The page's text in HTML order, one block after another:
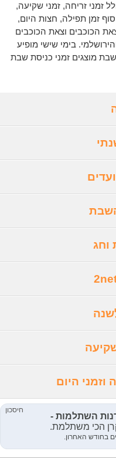
זמני זריחה, זמני שקיעה,
זמן תפילה, חצות היום,
הכוכבים וצאת הכוכבים
בימי שישי מופיע
מוצגים זמני כניסת שבת
וחג
היום